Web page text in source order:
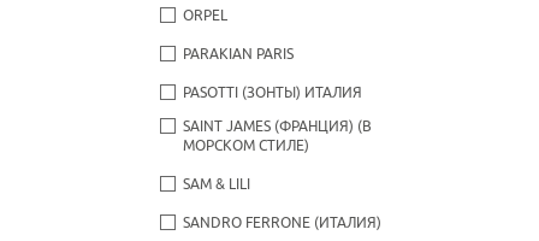
ORPEL
PARAKIAN PARIS
PASOTTI (ЗОНТЫ) ИТАЛИЯ
SAINT JAMES (ФРАНЦИЯ) (В
МОРСКОМ СТИЛЕ)
SAM & LILI
SANDRO FERRONE (ИТАЛИЯ)